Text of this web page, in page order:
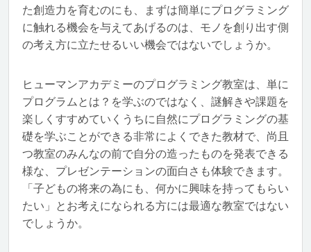
た創造力を育むのにも、まずは簡単にプログラミング
に触れる機会を与えてあげるのは、モノを創り出す側
の考え方に立たせるいい機会ではないでしょうか。
ヒューマンアカデミーのプログラミング教室は、単に
プログラムとは？を学ぶのではなく、謎解きや課題を
楽しくすすめていくうちに自然にプログラミングの基
礎を学ぶことができる非常によくできた教材で、尚且
つ教室のみんなの前で自分の造ったものを発表できる
様な、プレゼンテーションの面白さも体験できます。
「子どもの将来の為にも、何かに興味を持ってもらい
たい」とお考えになられる方には最適な教室ではない
でしょうか。